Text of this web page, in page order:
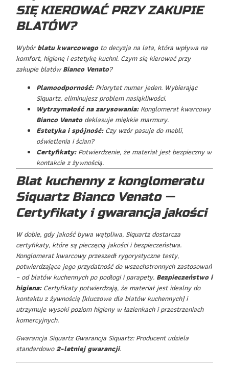
SIĘ KIEROWAĆ PRZY ZAKUPIE
BLATÓW?
Wybórblatu kwarcowegoto decyzja na lata, która wpływa na
komfort, higienę i estetykę kuchni. Czym się kierować przy
zakupie blatówBianco Venato?
Plamoodporność:Priorytet numer jeden. Wybierając
Siquartz, eliminujesz problem nasiąkliwości.
Wytrzymałość na zarysowania:Konglomerat kwarcowy
Bianco Venatodeklasuje miękkie marmury.
Estetyka i spójność:Czy wzór pasuje do mebli,
oświetlenia i ścian?
Certyfikaty:Potwierdzenie, że materiał jest bezpieczny w
kontakcie z żywnością.
Blat kuchenny z konglomeratu
Siquartz Bianco Venato —
Certyfikaty i gwarancja jakości
W dobie, gdy jakość bywa wątpliwa, Siquartz dostarcza
certyfikaty, które są pieczęcią jakości i bezpieczeństwa.
Konglomerat kwarcowy przeszedł rygorystyczne testy,
potwierdzające jego przydatność do wszechstronnych zastosowań
– od blatów kuchennych po podłogi i parapety. Bezpieczeństwo i
higiena:Certyfikaty potwierdzają, że materiał jest idealny do
kontaktu z żywnością (kluczowe dla blatów kuchennych) i
utrzymuje wysoki poziom higieny w łazienkach i przestrzeniach
komercyjnych.
Gwarancja Siquartz Gwarancja Siquartz: Producent udziela
standardowo2-letniej gwarancji.